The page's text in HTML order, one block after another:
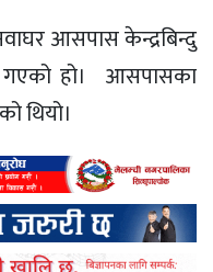
आसपास केन्द्रबिन्दु
गएको हो। आसपासका
थियो।